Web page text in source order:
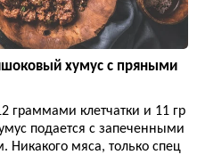
хумус с пряными
граммами клетчатки и 11 гр
подается с запеченными
мяса, только спец